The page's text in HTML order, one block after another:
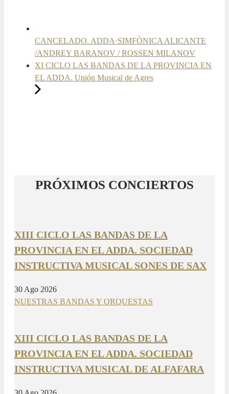
CANCELADO. ADDA·SIMFÒNICA ALICANTE
/ANDREY BARANOV / ROSSEN MILANOV
XI CICLO LAS BANDAS DE LA PROVINCIA EN
EL ADDA. Unión Musical de Agres
PRÓXIMOS CONCIERTOS
XIII CICLO LAS BANDAS DE LA
PROVINCIA EN EL ADDA. SOCIEDAD
INSTRUCTIVA MUSICAL SONES DE SAX
30 Ago 2026
NUESTRAS BANDAS Y ORQUESTAS
XIII CICLO LAS BANDAS DE LA
PROVINCIA EN EL ADDA. SOCIEDAD
INSTRUCTIVA MUSICAL DE ALFAFARA